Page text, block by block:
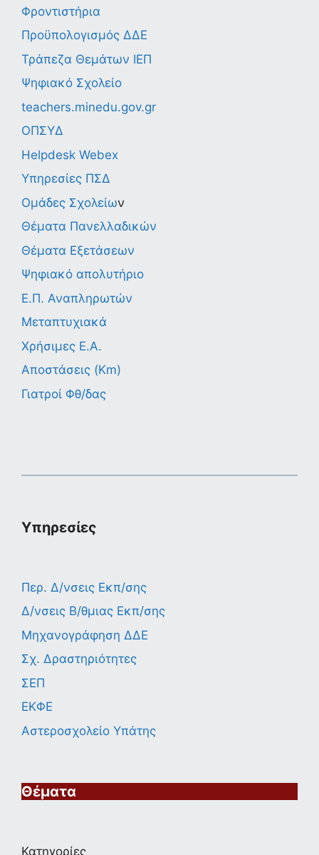
Φροντιστήρια
Προϋπολογισμός ΔΔΕ
Τράπεζα Θεμάτων ΙΕΠ
Ψηφιακό Σχολείο
teachers.minedu.gov.gr
ΟΠΣΥΔ
Helpdesk Webex
Υπηρεσίες ΠΣΔ
Ομάδες Σχολείων
Θέματα Πανελλαδικών
Θέματα Εξετάσεων
Ψηφιακό απολυτήριο
Ε.Π. Αναπληρωτών
Μεταπτυχιακά
Χρήσιμες Ε.Α.
Αποστάσεις (Km)
Γιατροί Φθ/δας
Υπηρεσίες
Περ. Δ/νσεις Εκπ/σης
Δ/νσεις Β/θμιας Εκπ/σης
Μηχανογράφηση ΔΔΕ
Σχ. Δραστηριότητες
ΣΕΠ
ΕΚΦΕ
Αστεροσχολείο Υπάτης
Θέματα
Κατηγορίες